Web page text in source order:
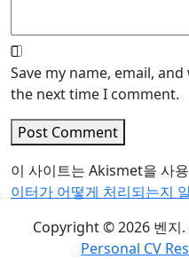
Save my name, email,
the next time I comment.
Post Comment
이 사이트는 Akismet을 사
이터가 어떻게 처리되는지
Copyright © 2026 벤지.
Personal CV